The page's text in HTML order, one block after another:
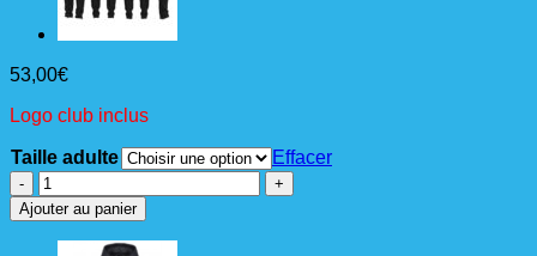
53,00€
Logo club inclus
Taille adulte
Effacer
quantité
de
DATTILO
Ad
Ajouter au panier